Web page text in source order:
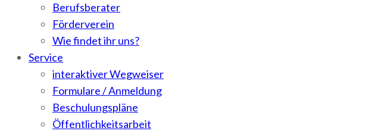
Berufsberater
Förderverein
Wie findet ihr uns?
Service
interaktiver Wegweiser
Formulare / Anmeldung
Beschulungspläne
Öffentlichkeitsarbeit